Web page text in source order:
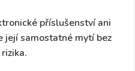
příslušenství ani
její samostatné mytí bez